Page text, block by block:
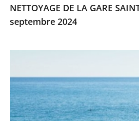
NETTOYAGE DE LA GARE
septembre 2024
BEACH"
-
26